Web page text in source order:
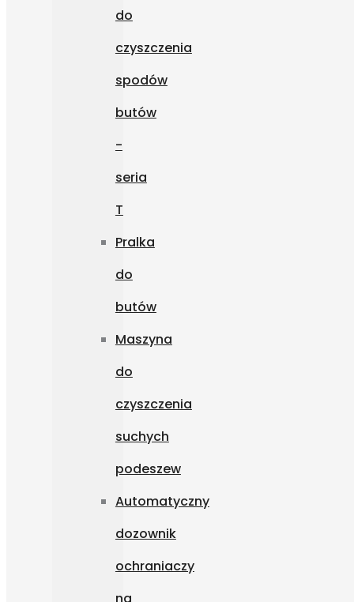
do
czyszczenia
spodów
butów
-
seria
T
Pralka
do
butów
Maszyna
do
czyszczenia
suchych
podeszew
Automatyczny
dozownik
ochraniaczy